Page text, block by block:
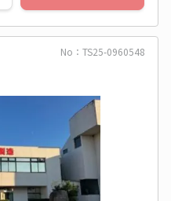
No：TS25-0960548